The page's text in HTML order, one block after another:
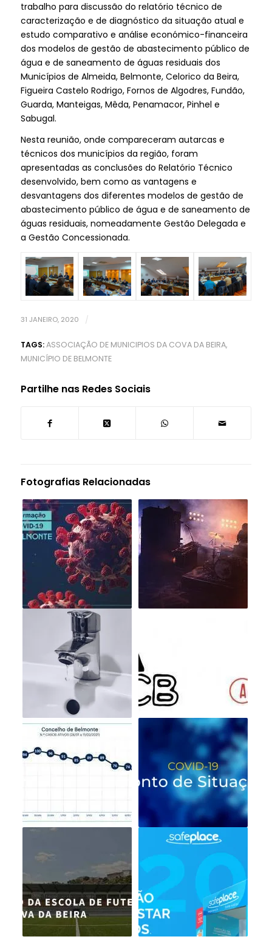
trabalho para discussão do relatório técnico de
caracterização e de diagnóstico da situação atual e
estudo comparativo e análise económico-financeira
dos modelos de gestão de abastecimento público de
água e de saneamento de águas residuais dos
Municípios de Almeida, Belmonte, Celorico da Beira,
Figueira Castelo Rodrigo, Fornos de Algodres, Fundão,
Guarda, Manteigas, Mêda, Penamacor, Pinhel e
Sabugal.
Nesta reunião, onde compareceram autarcas e
técnicos dos municípios da região, foram
apresentadas as conclusões do Relatório Técnico
desenvolvido, bem como as vantagens e
desvantagens dos diferentes modelos de gestão de
abastecimento público de água e de saneamento de
águas residuais, nomeadamente Gestão Delegada e
a Gestão Concessionada.
31 JANEIRO, 2020 /
TAGS: ASSOCIAÇÃO DE MUNICIPIOS DA COVA DA BEIRA,
MUNICÍPIO DE BELMONTE
Partilhe nas Redes Sociais
Fotografias Relacionadas